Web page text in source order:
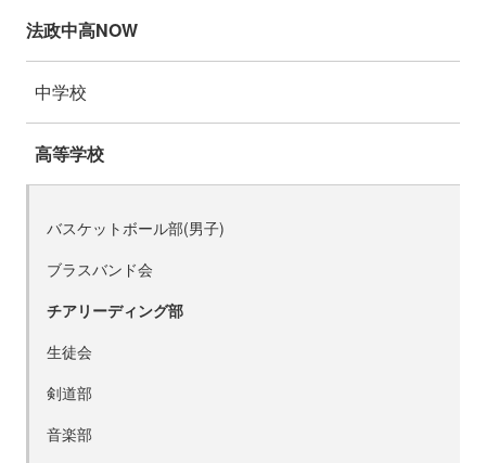
法政中高NOW
中学校
高等学校
バスケットボール部(男子)
ブラスバンド会
チアリーディング部
生徒会
剣道部
音楽部